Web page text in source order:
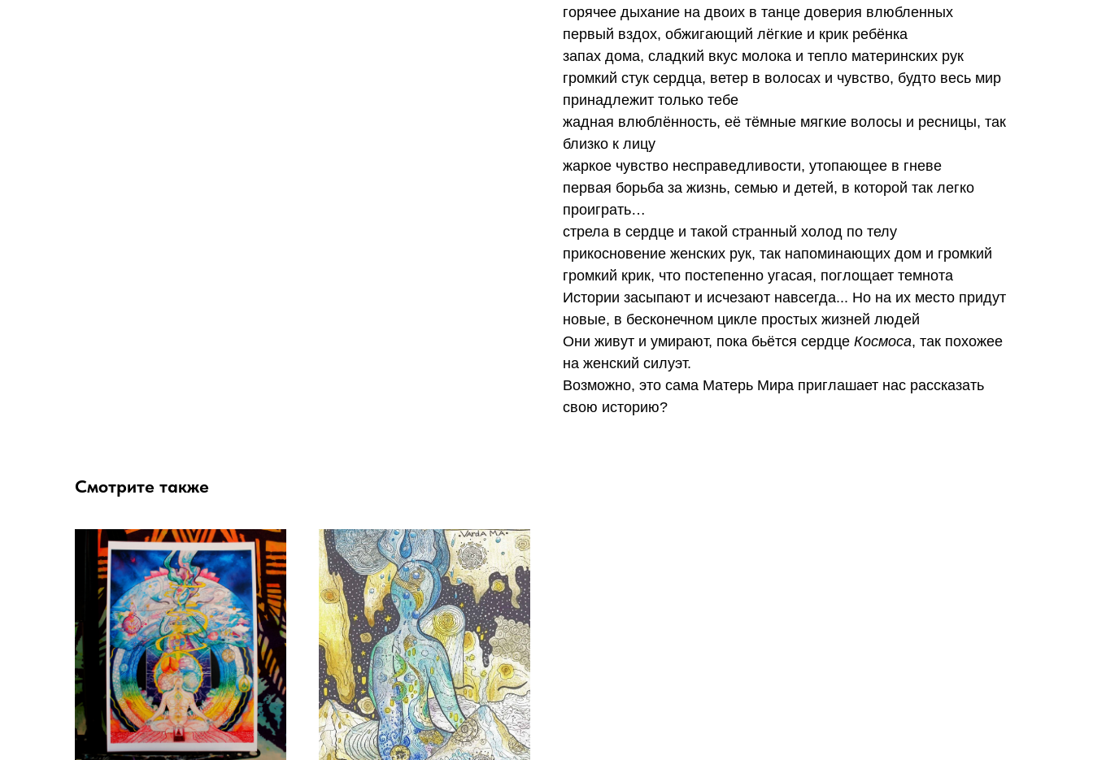
горячее дыхание на двоих в танце доверия влюбленных
первый вздох, обжигающий лёгкие и крик ребёнка
запах дома, сладкий вкус молока и тепло материнских рук
громкий стук сердца, ветер в волосах и чувство, будто весь мир
принадлежит только тебе
жадная влюблённость, её тёмные мягкие волосы и ресницы, так
близко к лицу
жаркое чувство несправедливости, утопающее в гневе
первая борьба за жизнь, семью и детей, в которой так легко
проиграть…
стрела в сердце и такой странный холод по телу
прикосновение женских рук, так напоминающих дом и громкий
громкий крик, что постепенно угасая, поглощает темнота
Истории засыпают и исчезают навсегда... Но на их место придут
новые, в бесконечном цикле простых жизней людей
Они живут и умирают, пока бьётся сердце Космоса, так похожее
на женский силуэт.
Возможно, это сама Матерь Мира приглашает нас рассказать
свою историю?
Смотрите также